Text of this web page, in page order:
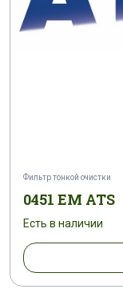
Фильтр тонкой очистки
0451 EM ATS
Есть в наличии